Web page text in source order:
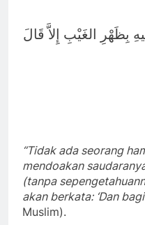
بِظَهْرِ الغَيْبِ إِلاَّ قَالَ
“Tidak ada seorang
mendoakan
(tanpa
akan berkata: ‘Dan
Muslim).